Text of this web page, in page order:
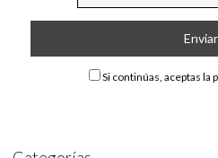
Si continúas, aceptas la